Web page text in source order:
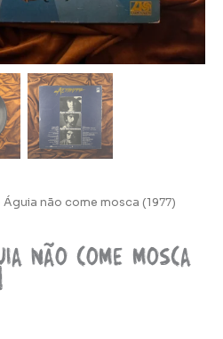
Águia não come mosca (1977)
não come mosca